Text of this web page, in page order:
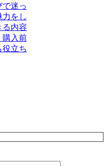
で迷っ
力をし
る内容
購入前
役立ち